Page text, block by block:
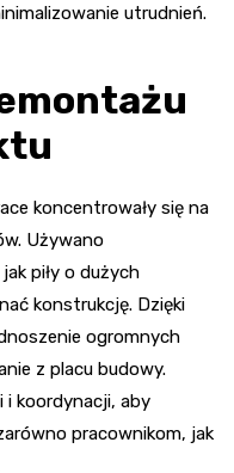
utrudnień.
koncentrowały się na
Używano
piły o dużych
konstrukcję. Dzięki
ogromnych
z placu budowy.
i koordynacji, aby
pracownikom, jak